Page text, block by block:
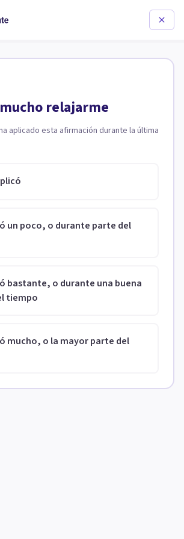
relajarme
aplicado esta afirmación durante la última
un poco, o durante parte del
bastante, o durante una buena
tiempo
mucho, o la mayor parte del